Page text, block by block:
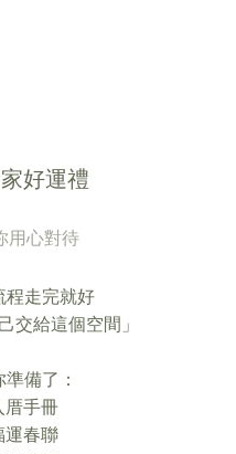
好運禮
用心對待
程走完就好
交給這個空間」
備了：
厝手冊
運春聯